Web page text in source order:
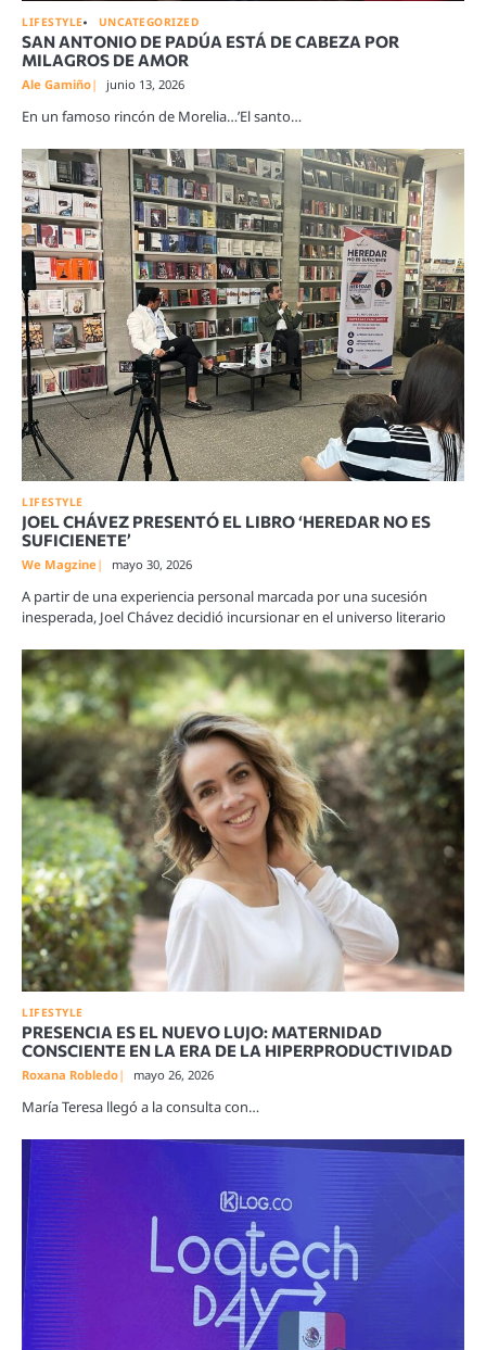
LIFESTYLE UNCATEGORIZED
SAN ANTONIO DE PADÚA ESTÁ DE CABEZA POR
MILAGROS DE AMOR
Ale Gamiño junio 13, 2026
En un famoso rincón de Morelia…’El santo…
LIFESTYLE
JOEL CHÁVEZ PRESENTÓ EL LIBRO ‘HEREDAR NO ES
SUFICIENETE’
We Magzine mayo 30, 2026
A partir de una experiencia personal marcada por una sucesión
inesperada, Joel Chávez decidió incursionar en el universo literario
LIFESTYLE
PRESENCIA ES EL NUEVO LUJO: MATERNIDAD
CONSCIENTE EN LA ERA DE LA HIPERPRODUCTIVIDAD
Roxana Robledo mayo 26, 2026
María Teresa llegó a la consulta con…